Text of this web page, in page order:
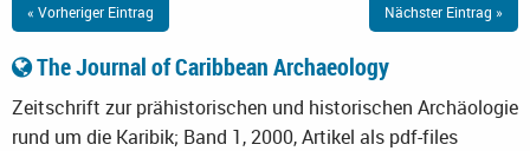
« Vorheriger Eintrag Nächster Eintrag »
The Journal of Caribbean Archaeology
Zeitschrift zur prähistorischen und historischen Archäologie
rund um die Karibik; Band 1, 2000, Artikel als pdf-files